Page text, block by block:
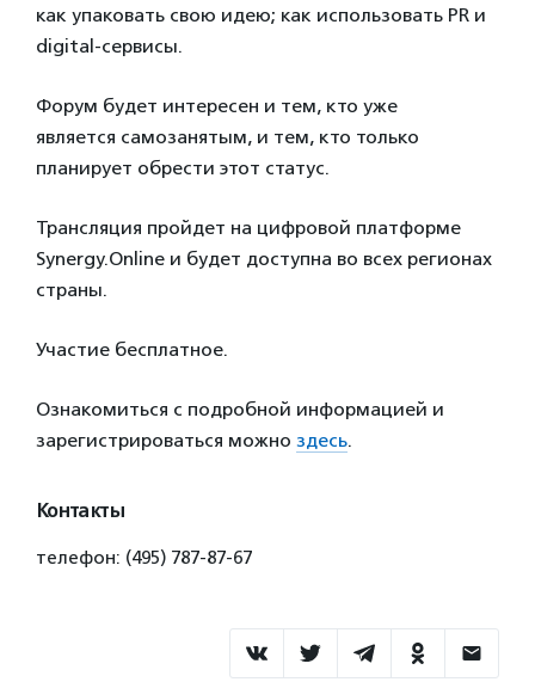
как упаковать свою идею; как использовать PR и
digital-сервисы.
Форум будет интересен и тем, кто уже
является самозанятым, и тем, кто только
планирует обрести этот статус.
Трансляция пройдет на цифровой платформе
Synergy.Online и будет доступна во всех регионах
страны.
Участие бесплатное.
Ознакомиться с подробной информацией и
зарегистрироваться можно здесь.
Контакты
телефон: (495) 787-87-67